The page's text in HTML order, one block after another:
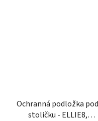
Ochranná podložka pod
stoličku - ELLIE8,